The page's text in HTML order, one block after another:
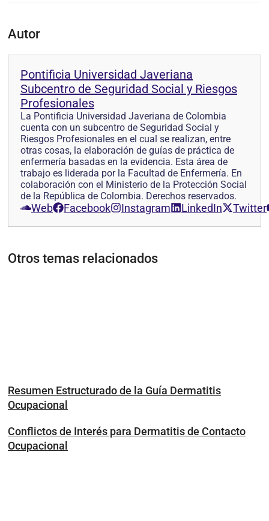
Autor
Pontificia Universidad Javeriana
Subcentro de Seguridad Social y Riesgos
Profesionales
La Pontificia Universidad Javeriana de Colombia
cuenta con un subcentro de Seguridad Social y
Riesgos Profesionales en el cual se realizan, entre
otras cosas, la elaboración de guías de práctica de
enfermería basadas en la evidencia. Esta área de
trabajo es liderada por la Facultad de Enfermería. En
colaboración con el Ministerio de la Protección Social
de la República de Colombia. Derechos reservados.
Web Facebook Instagram LinkedIn Twitter
Otros temas relacionados
Resumen Estructurado de la Guía Dermatitis
Ocupacional
Conflictos de Interés para Dermatitis de Contacto
Ocupacional